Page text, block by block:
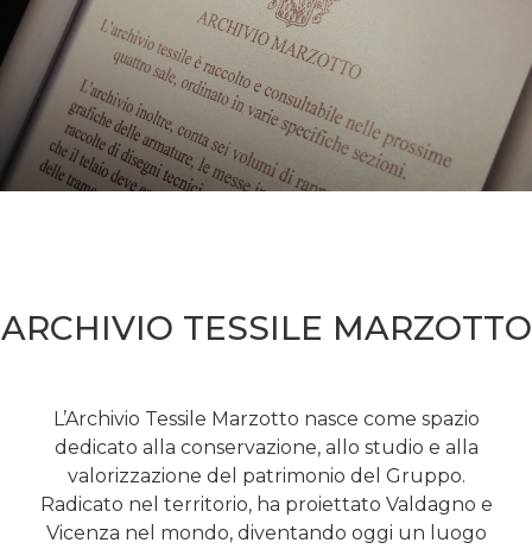
ARCHIVIO TESSILE MARZOTTO
L’Archivio Tessile Marzotto nasce come spazio
dedicato alla conservazione, allo studio e alla
valorizzazione del patrimonio del Gruppo.
Radicato nel territorio, ha proiettato Valdagno e
Vicenza nel mondo, diventando oggi un luogo